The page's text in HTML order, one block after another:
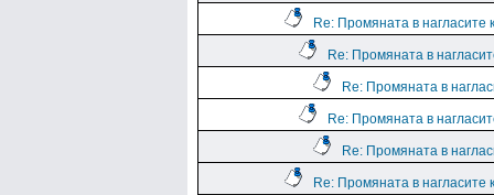
Re: Промяната в нагласите
Re: Промяната в
Re: Промяната в
Re: Промяната в
Re: Промяната в
Re: Промяната в нагласите